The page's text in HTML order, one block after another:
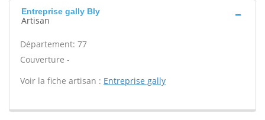
Entreprise gally Bly
Artisan
Département: 77
Couverture -
Voir la fiche artisan : Entreprise gally